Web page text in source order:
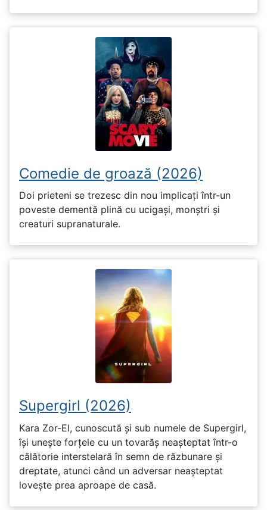
Comedie de groază (2026)
Doi prieteni se trezesc din nou implicați într-un
poveste dementă plină cu ucigași, monștri și
creaturi supranaturale.
Supergirl (2026)
Kara Zor-El, cunoscută și sub numele de Supergirl,
își unește forțele cu un tovarăș neașteptat într-o
călătorie interstelară în semn de răzbunare și
dreptate, atunci când un adversar neașteptat
lovește prea aproape de casă.